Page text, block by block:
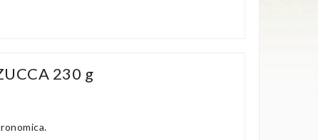
230 g